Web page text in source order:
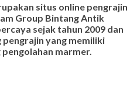
situs online pengrajin
Group Bintang Antik
sejak tahun 2009 dan
yang memiliki
marmer.